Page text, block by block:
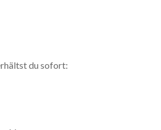
du sofort: